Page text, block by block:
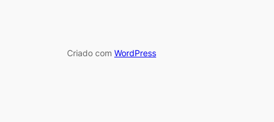
Criado com WordPress